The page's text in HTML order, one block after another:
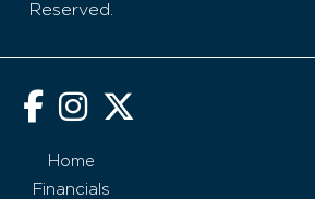
Reserved.
Home
Financials